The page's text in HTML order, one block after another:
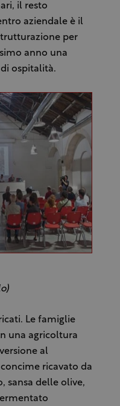
il resto
aziendale è il
per
anno una
ospitalità.
Le famiglie
una agricoltura
al
ricavato da
sansa delle olive,